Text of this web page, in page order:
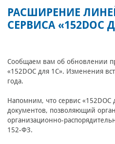
РАСШИРЕНИЕ
СЕРВИСА «152DOC
Сообщаем вам об обновлении
«152DOC для 1С». Изменения
года.
Напомним, что сервис «152DOC
документов, позволяющий
организационно-
152-ФЗ.